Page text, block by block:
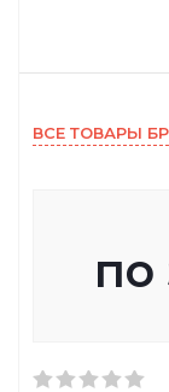
ВСЕ ТОВАРЫ
по